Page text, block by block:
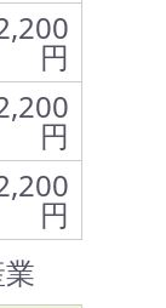
円
円
円